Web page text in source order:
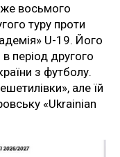
восьмого
туру проти
U-19. Його
період другого
з футболу.
але їй
«Ukrainian